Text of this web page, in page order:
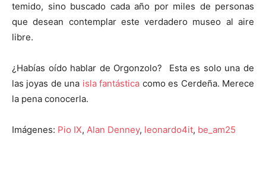
temido, sino buscado cada año por miles de personas
que desean contemplar este verdadero museo al aire
libre.
¿Habías oído hablar de Orgonzolo? Esta es solo una de
las joyas de una isla fantástica como es Cerdeña. Merece
la pena conocerla.
Imágenes: Pio IX, Alan Denney, leonardo4it, be_am25